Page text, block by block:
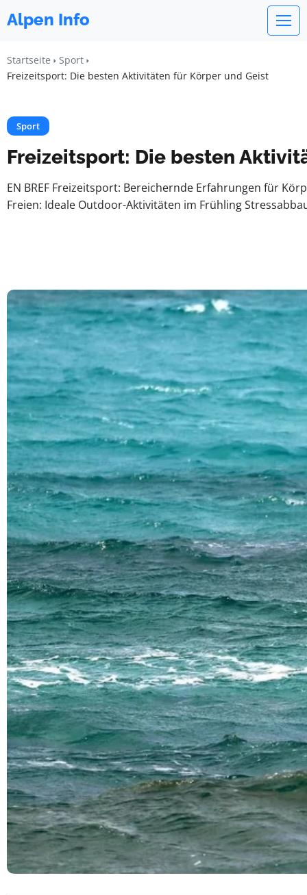
Alpen Info
Startseite
Sport
Freizeitsport: Die besten Aktivitäten für Körper und Geist
Sport
Freizeitsport: Die besten
EN BREF Freizeitsport: Bereichernde Erfahrungen für
Freien: Ideale Outdoor-Aktivitäten im Frühling